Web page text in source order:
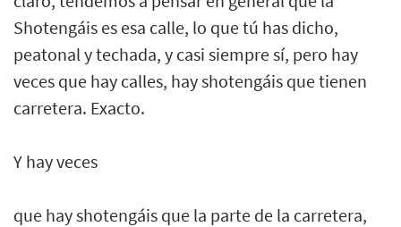
Shotengáis es esa calle, lo que tú has dicho,
peatonal y techada, y casi siempre sí, pero hay
veces que hay calles, hay shotengáis que tienen
carretera. Exacto.
Y hay veces
que hay shotengáis que la parte de la carretera,